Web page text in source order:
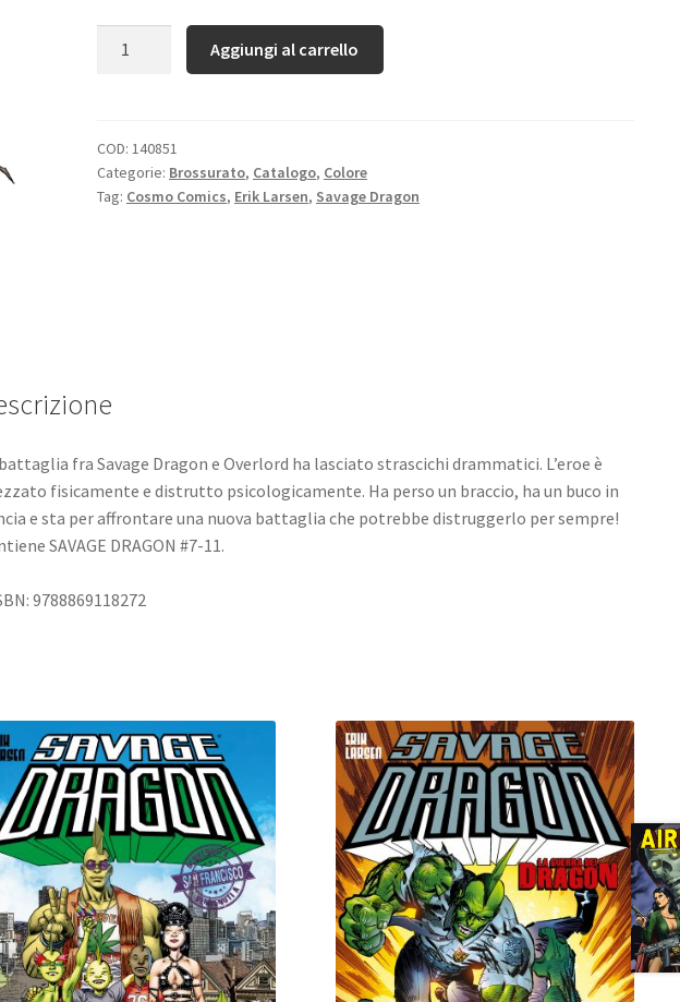
Aggiungi al carrello
COD: 140851
Categorie: Brossurato, Catalogo, Colore
Tag: Cosmo Comics, Erik Larsen, Savage Dragon
fra Savage Dragon e Overlord ha lasciato strascichi drammatici. L’eroe è
fisicamente e distrutto psicologicamente. Ha perso un braccio, ha un buco in
e sta per affrontare una nuova battaglia che potrebbe distruggerlo per sempre!
SAVAGE DRAGON #7-11.
9788869118272